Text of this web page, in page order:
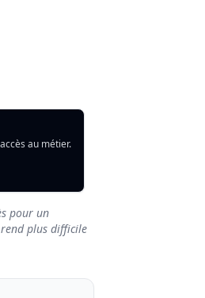
au métier.
pour un
plus difficile